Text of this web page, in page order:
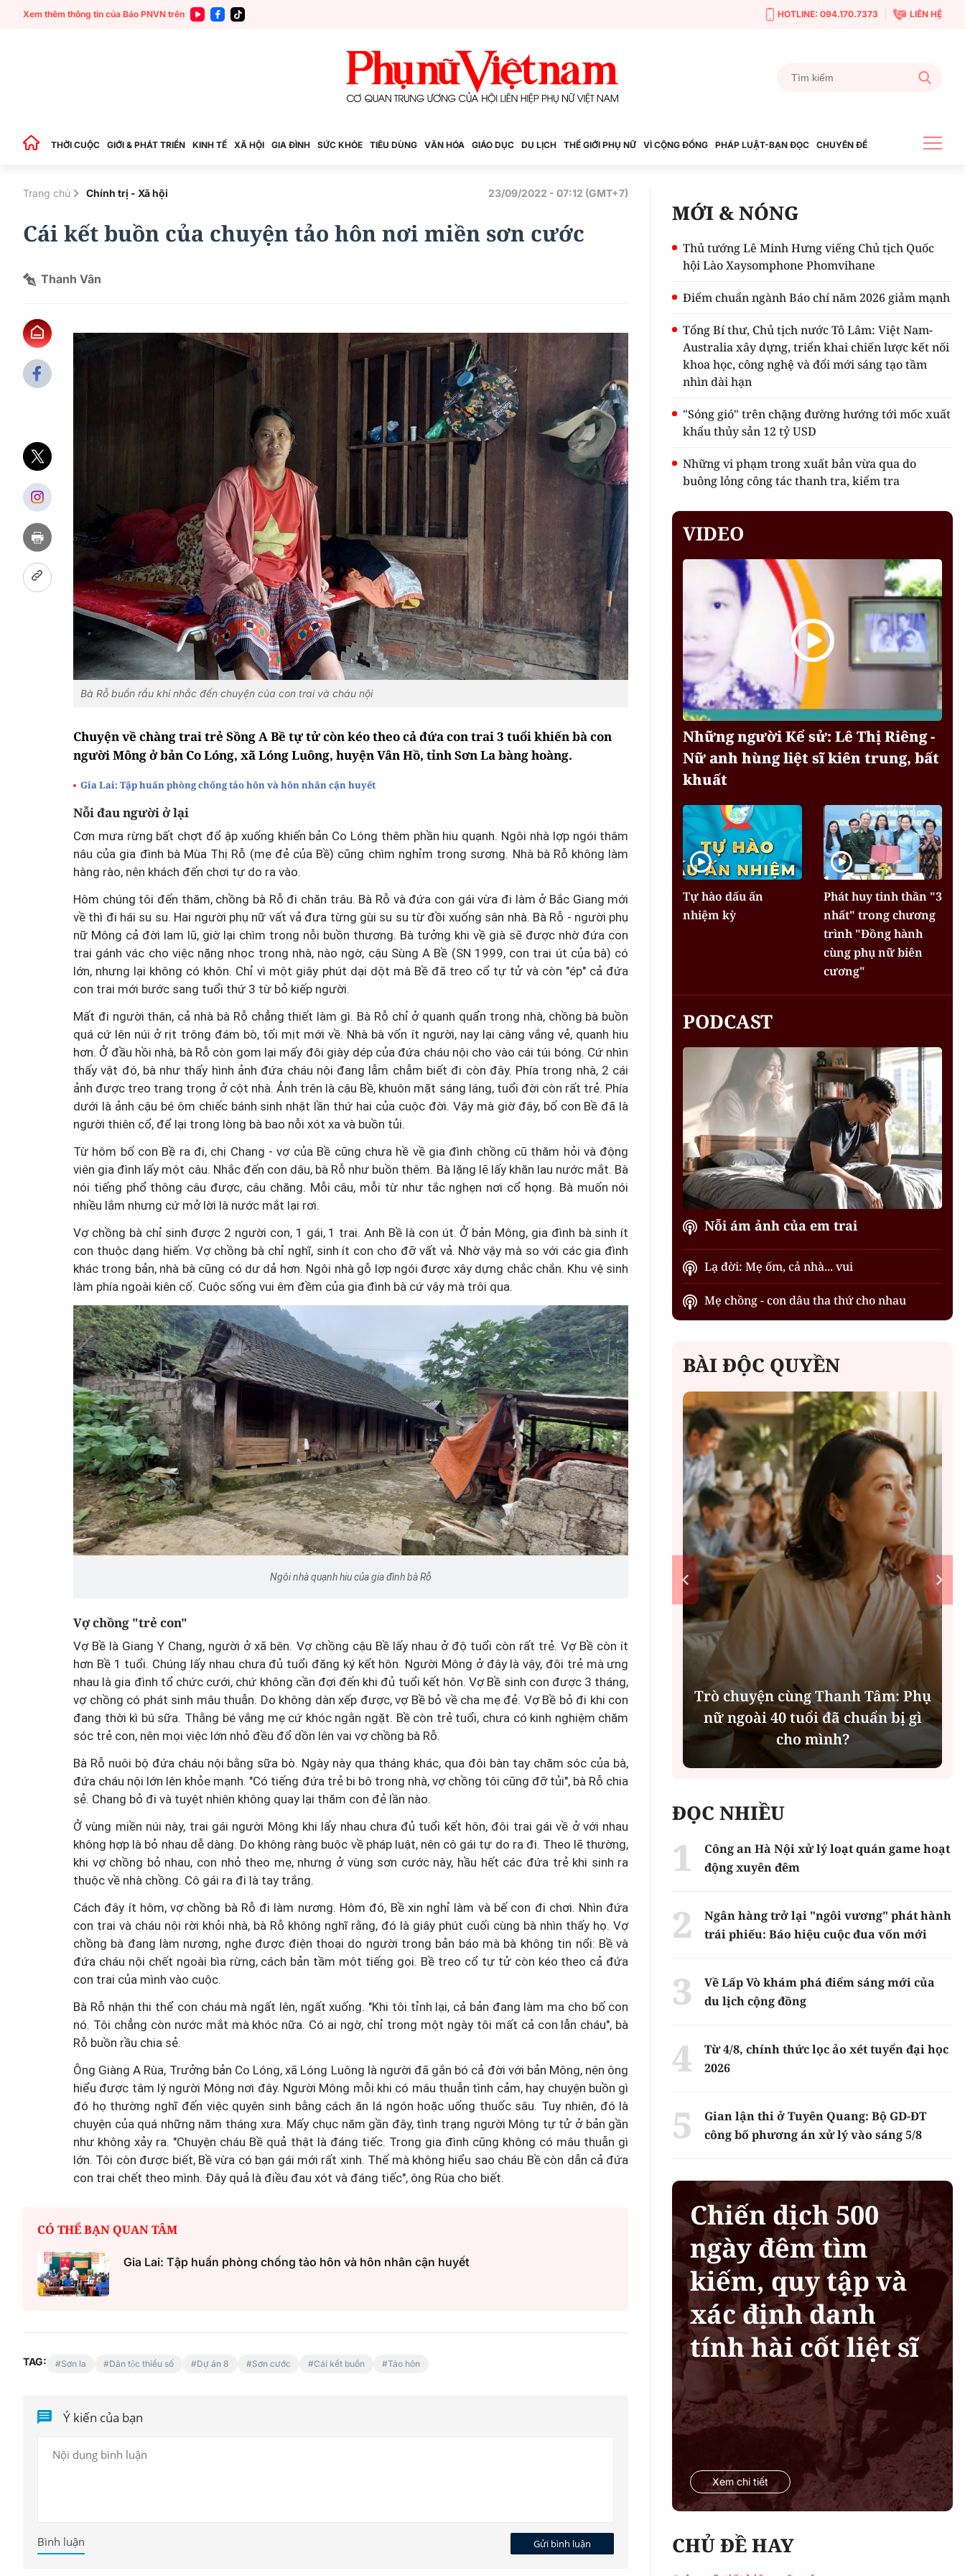
Xem thêm thông tin của Báo PNVN trên HOTLINE: 094.170.7373 LIÊN HỆ
THỜI CUỘC GIỚI & PHÁT TRIỂN KINH TẾ XÃ HỘI GIA ĐÌNH SỨC KHỎE TIÊU DÙNG VĂN HÓA GIÁO DỤC DU LỊCH THẾ GIỚI PHỤ NỮ VÌ CỘNG ĐỒNG PHÁP LUẬT-BẠN ĐỌC CHUYÊN ĐỀ
Trang chủ Chính trị - Xã hội 23/09/2022 - 07:12 (GMT+7)
Cái kết buồn của chuyện tảo hôn nơi miền sơn cước
Thanh Vân
Bà Rỗ buồn rầu khi nhắc đến chuyện của con trai và cháu nội
Chuyện về chàng trai trẻ Sồng A Bề tự tử còn kéo theo cả đứa con trai 3 tuổi khiến bà con
người Mông ở bản Co Lóng, xã Lóng Luông, huyện Vân Hồ, tỉnh Sơn La bàng hoàng.
Gia Lai: Tập huấn phòng chống tảo hôn và hôn nhân cận huyết
Nỗi đau người ở lại
Cơn mưa rừng bất chợt đổ ập xuống khiến bản Co Lóng thêm phần hiu quạnh. Ngôi nhà lợp ngói thâm
nâu của gia đình bà Mùa Thị Rỗ (mẹ đẻ của Bề) cũng chìm nghỉm trong sương. Nhà bà Rỗ không làm
hàng rào, nên khách đến chơi tự do ra vào.
Hôm chúng tôi đến thăm, chồng bà Rỗ đi chăn trâu. Bà Rỗ và đứa con gái vừa đi làm ở Bắc Giang mới
về thì đi hái su su. Hai người phụ nữ vất vả đưa từng gùi su su từ đồi xuống sân nhà. Bà Rỗ - người phụ
nữ Mông cả đời lam lũ, giờ lại chìm trong nỗi buồn thương. Bà tưởng khi về già sẽ được nhờ đứa con
trai gánh vác cho việc nặng nhọc trong nhà, nào ngờ, cậu Sùng A Bề (SN 1999, con trai út của bà) có
lớn, nhưng lại không có khôn. Chỉ vì một giây phút dại dột mà Bề đã treo cổ tự tử và còn "ép" cả đứa
con trai mới bước sang tuổi thứ 3 từ bỏ kiếp người.
Mất đi người thân, cả nhà bà Rỗ chẳng thiết làm gì. Bà Rỗ chỉ ở quanh quẩn trong nhà, chồng bà buồn
quá cứ lên núi ở rịt trông đám bò, tối mịt mới về. Nhà bà vốn ít người, nay lại càng vắng vẻ, quanh hiu
hơn. Ở đầu hồi nhà, bà Rỗ còn gom lại mấy đôi giày dép của đứa cháu nội cho vào cái túi bóng. Cứ nhìn
thấy vật đó, bà như thấy hình ảnh đứa cháu nội đang lẫm chẫm biết đi còn đây. Phía trong nhà, 2 cái
ảnh được treo trang trọng ở cột nhà. Ảnh trên là cậu Bề, khuôn mặt sáng láng, tuổi đời còn rất trẻ. Phía
dưới là ảnh cậu bé ôm chiếc bánh sinh nhật lần thứ hai của cuộc đời. Vậy mà giờ đây, bố con Bề đã là
người thiên cổ, để lại trong lòng bà bao nỗi xót xa và buồn tủi.
Từ hôm bố con Bề ra đi, chị Chang - vợ của Bề cũng chưa hề về gia đình chồng cũ thăm hỏi và động
viên gia đình lấy một câu. Nhắc đến con dâu, bà Rỗ như buồn thêm. Bà lặng lẽ lấy khăn lau nước mắt. Bà
nói tiếng phổ thông câu được, câu chăng. Mỗi câu, mỗi từ như tắc nghẹn nơi cổ họng. Bà muốn nói
nhiều lắm nhưng cứ mở lời là nước mắt lại rơi.
Vợ chồng bà chỉ sinh được 2 người con, 1 gái, 1 trai. Anh Bề là con út. Ở bản Mông, gia đình bà sinh ít
con thuộc dạng hiếm. Vợ chồng bà chỉ nghĩ, sinh ít con cho đỡ vất vả. Nhờ vậy mà so với các gia đình
khác trong bản, nhà bà cũng có dư dả hơn. Ngôi nhà gỗ lợp ngói được xây dựng chắc chắn. Khu vệ sinh
làm phía ngoài kiên cố. Cuộc sống vui êm đềm của gia đình bà cứ vậy mà trôi qua.
Ngôi nhà quạnh hiu của gia đình bà Rỗ
Vợ chồng "trẻ con"
Vợ Bề là Giang Y Chang, người ở xã bên. Vợ chồng cậu Bề lấy nhau ở độ tuổi còn rất trẻ. Vợ Bề còn ít
hơn Bề 1 tuổi. Chúng lấy nhau chưa đủ tuổi đăng ký kết hôn. Người Mông ở đây là vậy, đôi trẻ mà ưng
nhau là gia đình tổ chức cưới, chứ không cần đợi đến khi đủ tuổi kết hôn. Vợ Bề sinh con được 3 tháng,
vợ chồng có phát sinh mâu thuẫn. Do không dàn xếp được, vợ Bề bỏ về cha mẹ đẻ. Vợ Bề bỏ đi khi con
đang thời kì bú sữa. Thằng bé vắng mẹ cứ khóc ngằn ngặt. Bề còn trẻ tuổi, chưa có kinh nghiệm chăm
sóc trẻ con, nên mọi việc lớn nhỏ đều đổ dồn lên vai vợ chồng bà Rỗ.
Bà Rỗ nuôi bộ đứa cháu nội bằng sữa bò. Ngày này qua tháng khác, qua đôi bàn tay chăm sóc của bà,
đứa cháu nội lớn lên khỏe mạnh. "Có tiếng đứa trẻ bi bô trong nhà, vợ chồng tôi cũng đỡ tủi", bà Rỗ chia
sẻ. Chang bỏ đi và tuyệt nhiên không quay lại thăm con đẻ lần nào.
Ở vùng miền núi này, trai gái người Mông khi lấy nhau chưa đủ tuổi kết hôn, đôi trai gái về ở với nhau
không hợp là bỏ nhau dễ dàng. Do không ràng buộc về pháp luật, nên cô gái tự do ra đi. Theo lẽ thường,
khi vợ chồng bỏ nhau, con nhỏ theo mẹ, nhưng ở vùng sơn cước này, hầu hết các đứa trẻ khi sinh ra
thuộc về nhà chồng. Cô gái ra đi là tay trắng.
Cách đây ít hôm, vợ chồng bà Rỗ đi làm nương. Hôm đó, Bề xin nghỉ làm và bế con đi chơi. Nhìn đứa
con trai và cháu nội rời khỏi nhà, bà Rỗ không nghĩ rằng, đó là giây phút cuối cùng bà nhìn thấy họ. Vợ
chồng bà đang làm nương, nghe được điện thoại do người trong bản báo mà bà không tin nổi: Bề và
đứa cháu nội chết ngoài bìa rừng, cách bản tầm một tiếng gọi. Bề treo cổ tự tử còn kéo theo cả đứa
con trai của mình vào cuộc.
Bà Rỗ nhận thi thể con cháu mà ngất lên, ngất xuống. "Khi tôi tỉnh lại, cả bản đang làm ma cho bố con
nó. Tôi chẳng còn nước mắt mà khóc nữa. Có ai ngờ, chỉ trong một ngày tôi mất cả con lẫn cháu", bà
Rỗ buồn rầu chia sẻ.
Ông Giàng A Rùa, Trưởng bản Co Lóng, xã Lóng Luông là người đã gắn bó cả đời với bản Mông, nên ông
hiểu được tâm lý người Mông nơi đây. Người Mông mỗi khi có mâu thuẫn tình cảm, hay chuyện buồn gì
đó họ thường nghĩ đến việc quyên sinh bằng cách ăn lá ngón hoặc uống thuốc sâu. Tuy nhiên, đó là
chuyện của quá những năm tháng xưa. Mấy chục năm gần đây, tình trạng người Mông tự tử ở bản gần
như không xảy ra. "Chuyện cháu Bề quả thật là đáng tiếc. Trong gia đình cũng không có mâu thuẫn gì
lớn. Tôi còn được biết, Bề vừa có bạn gái mới rất xinh. Thế mà không hiểu sao cháu Bề còn dẫn cả đứa
con trai chết theo mình. Đây quả là điều đau xót và đáng tiếc", ông Rùa cho biết.
CÓ THỂ BẠN QUAN TÂM
Gia Lai: Tập huấn phòng chống tảo hôn và hôn nhân cận huyết
TAG: Sơn la Dân tộc thiểu số Dự án 8 Sơn cước Cái kết buồn Tảo hôn
Ý kiến của bạn
Gửi bình luận
Bình luận
MỚI & NÓNG
Thủ tướng Lê Minh Hưng viếng Chủ tịch Quốc
hội Lào Xaysomphone Phomvihane
Điểm chuẩn ngành Báo chí năm 2026 giảm mạnh
Tổng Bí thư, Chủ tịch nước Tô Lâm: Việt Nam-
Australia xây dựng, triển khai chiến lược kết nối
khoa học, công nghệ và đổi mới sáng tạo tầm
nhìn dài hạn
"Sóng gió" trên chặng đường hướng tới mốc xuất
khẩu thủy sản 12 tỷ USD
Những vi phạm trong xuất bản vừa qua do
buông lỏng công tác thanh tra, kiểm tra
VIDEO
Những người Kể sử: Lê Thị Riêng -
Nữ anh hùng liệt sĩ kiên trung, bất
khuất
Tự hào dấu ấn
nhiệm kỳ
Phát huy tinh thần "3
nhất" trong chương
trình "Đồng hành
cùng phụ nữ biên
cương"
PODCAST
Nỗi ám ảnh của em trai
Lạ đời: Mẹ ốm, cả nhà... vui
Mẹ chồng - con dâu tha thứ cho nhau
BÀI ĐỘC QUYỀN
Tiếng khóc đầu đời và cuộc chạy
đua ngăn virus viêm gan B
Loại bỏ "giấy phép con" ẩn danh:
Giảm gánh nặng cho doanh
nghiệp nhỏ do phụ nữ làm chủ
Trò chuyện cùng Thanh Tâm: Phụ
nữ ngoài 40 tuổi đã chuẩn bị gì
cho mình?
ĐỌC NHIỀU
Công an Hà Nội xử lý loạt quán game hoạt
động xuyên đêm
Ngân hàng trở lại "ngôi vương" phát hành
trái phiếu: Báo hiệu cuộc đua vốn mới
Về Lấp Vò khám phá điểm sáng mới của
du lịch cộng đồng
Từ 4/8, chính thức lọc ảo xét tuyển đại học
2026
Gian lận thi ở Tuyên Quang: Bộ GD-ĐT
công bố phương án xử lý vào sáng 5/8
Chiến dịch 500
ngày đêm tìm
kiếm, quy tập và
xác định danh
tính hài cốt liệt sĩ
Xem chi tiết
CHỦ ĐỀ HAY